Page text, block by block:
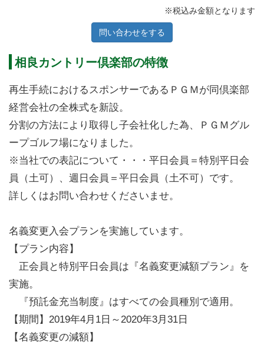
※税込み金額となります
問い合わせをする
相良カントリー倶楽部の特徴
再生手続におけるスポンサーであるＰＧＭが同倶楽部
経営会社の全株式を新設。
分割の方法により取得し子会社化した為、ＰＧＭグル
ープゴルフ場になりました。
※当社での表記について・・・平日会員＝特別平日会
員（土可）、週日会員＝平日会員（土不可）です。
詳しくはお問い合わせくださいませ。
名義変更入会プランを実施しています。
【プラン内容】
正会員と特別平日会員は『名義変更減額プラン』を
実施。
『預託金充当制度』はすべての会員種別で適用。
【期間】2019年4月1日～2020年3月31日
【名義変更の減額】